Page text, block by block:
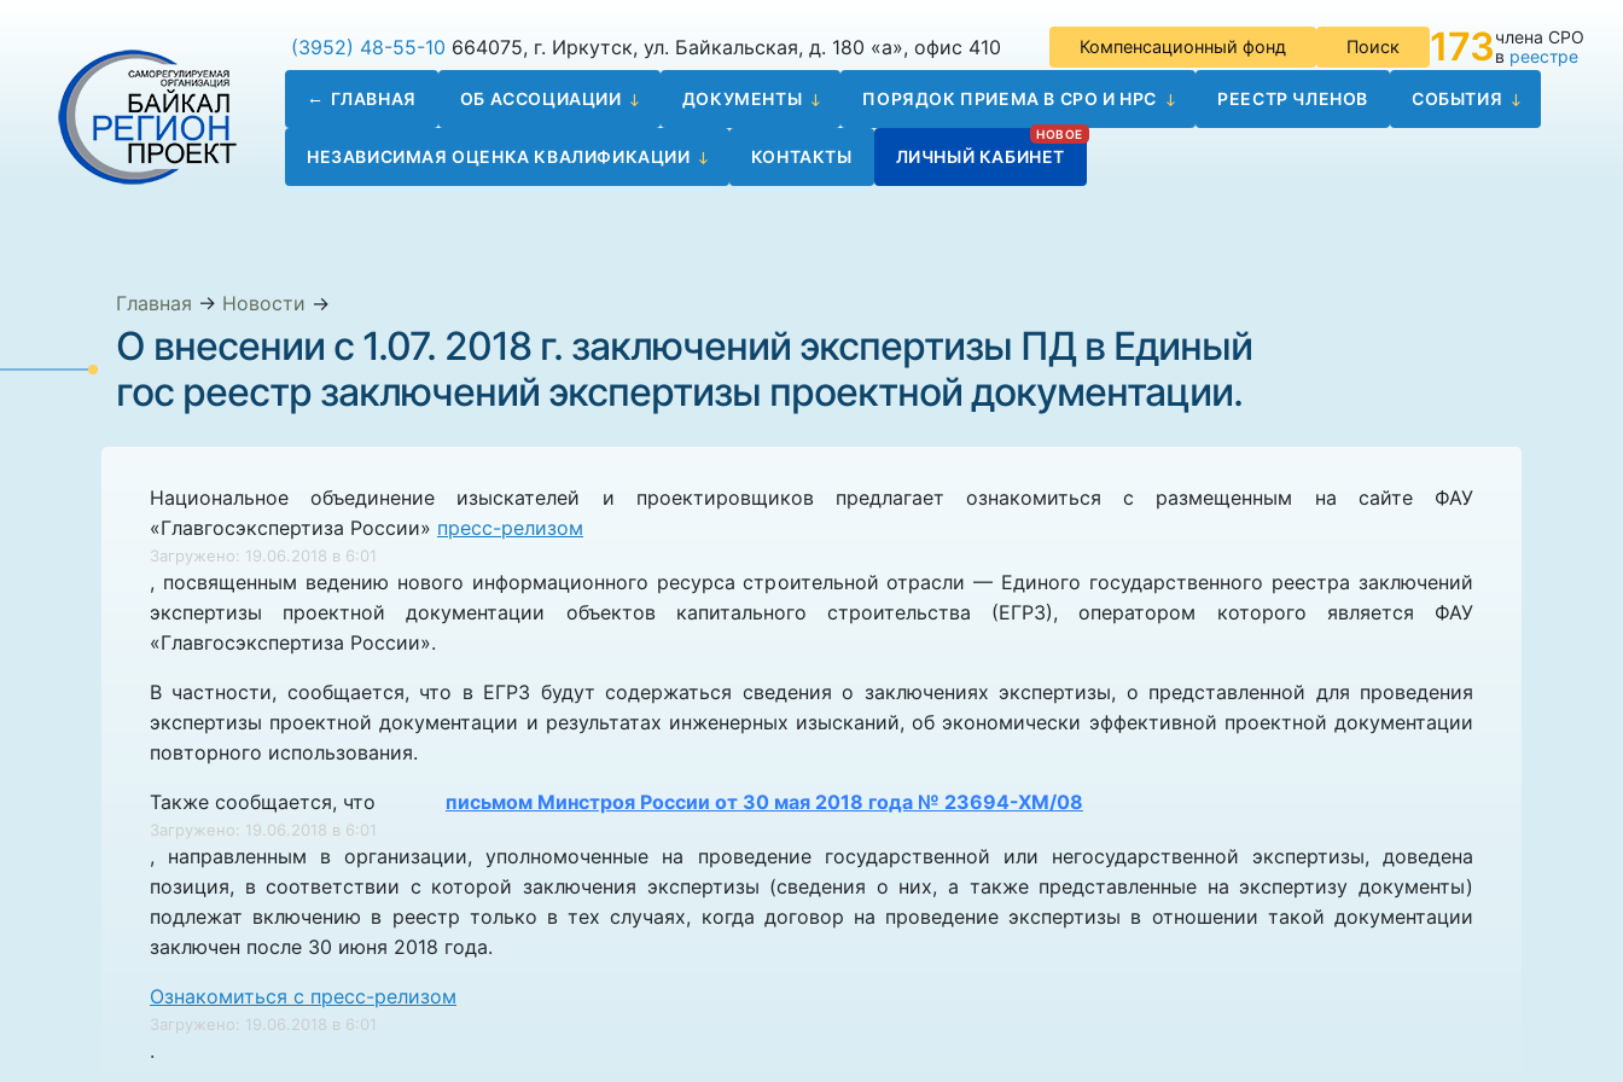
(3952) 48-55-10 664075, г. Иркутск, ул. Байкальская, д. 180 «а», офис 410 Компенсационный фонд Поиск 173члена СРО
в реестре
ГЛАВНАЯ ОБ АССОЦИАЦИИ ДОКУМЕНТЫ ПОРЯДОК ПРИЕМА В СРО И НРС РЕЕСТР ЧЛЕНОВ СОБЫТИЯ
НЕЗАВИСИМАЯ ОЦЕНКА КВАЛИФИКАЦИИ КОНТАКТЫ ЛИЧНЫЙ КАБИНЕТ
Главная → Новости →
О внесении с 1.07. 2018 г. заключений экспертизы ПД в Единый
гос реестр заключений экспертизы проектной документации.
Национальное объединение изыскателей и проектировщиков предлагает ознакомиться с размещенным на сайте ФАУ
«Главгосэкспертиза России» пресс-релизом
Загружено: 19.06.2018 в 6:01
, посвященным ведению нового информационного ресурса строительной отрасли — Единого государственного реестра заключений
экспертизы проектной документации объектов капитального строительства (ЕГРЗ), оператором которого является ФАУ
«Главгосэкспертиза России».
В частности, сообщается, что в ЕГРЗ будут содержаться сведения о заключениях экспертизы, о представленной для проведения
экспертизы проектной документации и результатах инженерных изысканий, об экономически эффективной проектной документации
повторного использования.
Также сообщается, что письмом Минстроя России от 30 мая 2018 года № 23694-ХМ/08
Загружено: 19.06.2018 в 6:01
, направленным в организации, уполномоченные на проведение государственной или негосударственной экспертизы, доведена
позиция, в соответствии с которой заключения экспертизы (сведения о них, а также представленные на экспертизу документы)
подлежат включению в реестр только в тех случаях, когда договор на проведение экспертизы в отношении такой документации
заключен после 30 июня 2018 года.
Ознакомиться с пресс-релизом
Загружено: 19.06.2018 в 6:01
.